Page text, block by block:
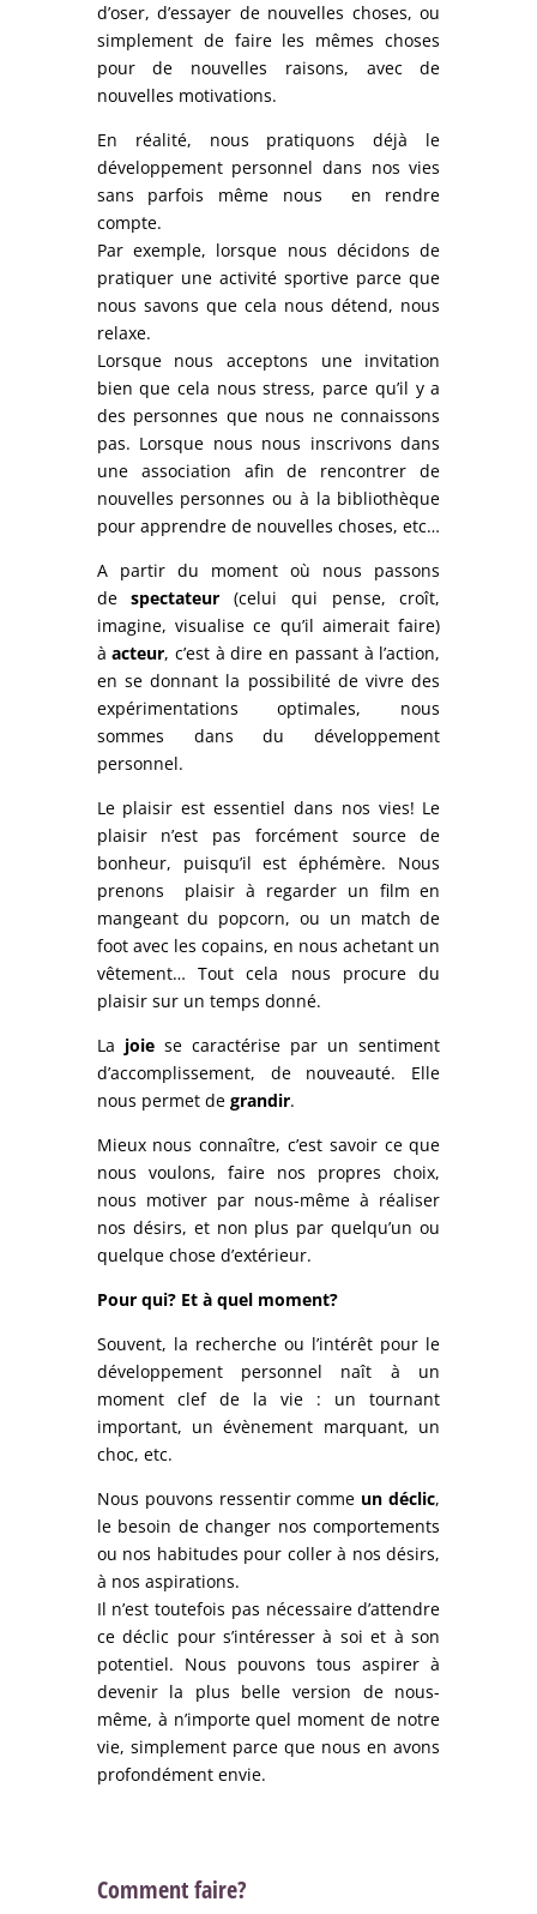
d’oser, d’essayer de nouvelles choses, ou
simplement de faire les mêmes choses
pour de nouvelles raisons, avec de
nouvelles motivations.
En réalité, nous pratiquons déjà le
développement personnel dans nos vies
sans parfois même nous en rendre
compte.
Par exemple, lorsque nous décidons de
pratiquer une activité sportive parce que
nous savons que cela nous détend, nous
relaxe.
Lorsque nous acceptons une invitation
bien que cela nous stress, parce qu’il y a
des personnes que nous ne connaissons
pas. Lorsque nous nous inscrivons dans
une association afin de rencontrer de
nouvelles personnes ou à la bibliothèque
pour apprendre de nouvelles choses, etc…
A partir du moment où nous passons
de
spectateur
(celui qui pense, croît,
imagine, visualise ce qu’il aimerait faire)
à acteur, c’est à dire en passant à l’action,
en se donnant la possibilité de vivre des
expérimentations optimales, nous
sommes dans du développement
personnel.
Le plaisir est essentiel dans nos vies! Le
plaisir n’est pas forcément source de
bonheur, puisqu’il est éphémère. Nous
prenons plaisir à regarder un film en
mangeant du popcorn, ou un match de
foot avec les copains, en nous achetant un
vêtement… Tout cela nous procure du
plaisir sur un temps donné.
La joie se caractérise par un sentiment
d’accomplissement, de nouveauté. Elle
nous permet de grandir.
Mieux nous connaître, c’est savoir ce que
nous voulons, faire nos propres choix,
nous motiver par nous-même à réaliser
nos désirs, et non plus par quelqu’un ou
quelque chose d’extérieur.
Pour qui? Et à quel moment?
Souvent, la recherche ou l’intérêt pour le
développement personnel naît à un
moment clef de la vie : un tournant
important, un évènement marquant, un
choc, etc.
Nous pouvons ressentir comme un déclic,
le besoin de changer nos comportements
ou nos habitudes pour coller à nos désirs,
à nos aspirations.
Il n’est toutefois pas nécessaire d’attendre
ce déclic pour s’intéresser à soi et à son
potentiel. Nous pouvons tous aspirer à
devenir la plus belle version de nous-
même, à n’importe quel moment de notre
vie, simplement parce que nous en avons
profondément envie.
Comment faire?